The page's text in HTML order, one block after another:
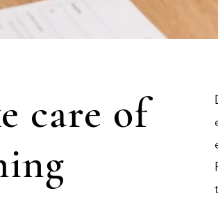
care of